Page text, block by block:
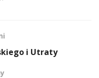
i Utraty